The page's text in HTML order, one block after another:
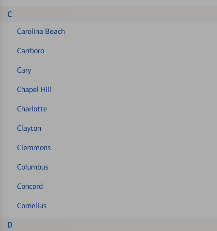
C
Carolina Beach
Carrboro
Cary
Chapel Hill
Charlotte
Clayton
Clemmons
Columbus
Concord
Cornelius
D